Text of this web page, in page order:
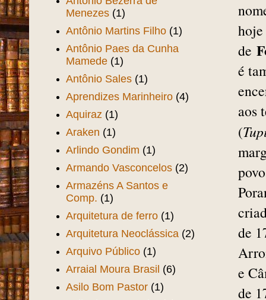
de
é
aos
(
de
e
de
Menezes (1)
Antônio Martins Filho (1)
Antônio Paes da Cunha
Mamede (1)
Antônio Sales (1)
Aprendizes Marinheiro (4)
Aquiraz (1)
Araken (1)
Arlindo Gondim (1)
Armando Vasconcelos (2)
Armazéns A Santos e
Comp. (1)
Arquitetura de ferro (1)
Arquitetura Neoclássica (2)
Arquivo Público (1)
Arraial Moura Brasil (6)
Asilo Bom Pastor (1)